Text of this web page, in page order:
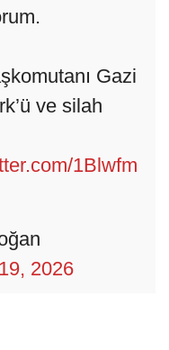
Gazi
ve silah
1Blwfm
2026